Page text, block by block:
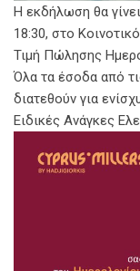
Η εκδήλωση θα
18:30, στο
Τιμή Πώλησης
Όλα τα έσοδα από
διατεθούν για
Ειδικές Ανάγκες